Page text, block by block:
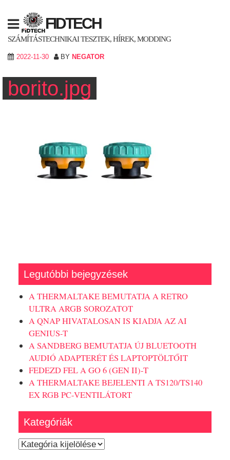
content
FIDTECH
SZÁMÍTÁSTECHNIKAI TESZTEK, HÍREK, MODDING
2022-11-30 BY NEGATOR
borito.jpg
Legutóbbi bejegyzések
A THERMALTAKE BEMUTATJA A RETRO
ULTRA ARGB SOROZATOT
A QNAP HIVATALOSAN IS KIADJA AZ AI
GENIUS-T
A SANDBERG BEMUTATJA ÚJ BLUETOOTH
AUDIÓ ADAPTERÉT ÉS LAPTOPTÖLTŐIT
FEDEZD FEL A GO 6 (GEN II)-T
A THERMALTAKE BEJELENTI A TS120/TS140
EX RGB PC-VENTILÁTORT
Kategóriák
Kategóriák